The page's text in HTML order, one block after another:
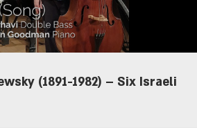
(1891-1982) – Six Israeli